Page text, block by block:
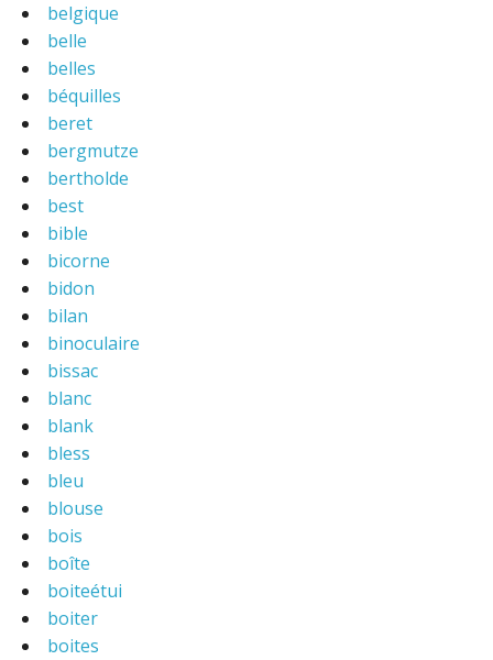
belgique
belle
belles
béquilles
beret
bergmutze
bertholde
best
bible
bicorne
bidon
bilan
binoculaire
bissac
blanc
blank
bless
bleu
blouse
bois
boîte
boiteétui
boiter
boites